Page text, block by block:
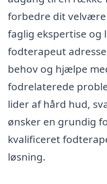
forbedre dit
faglig ekspertise og
fodterapeut
behov og hjælpe
fodrelaterede
lider af hård hud,
ønsker en grundig
kvalificeret
løsning.